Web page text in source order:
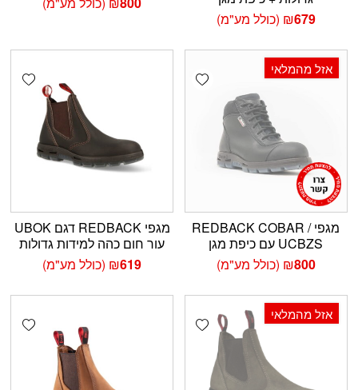
₪679 (כולל מע"מ)
Add wishlist אזל מהמלאי
מגפי REDBACK COBAR /
UCBZS עם כיפת מגן
₪800 (כולל מע"מ)
מגפי REDBACK דגם UBOK
עור חום כהה למידות גדולות
₪619 (כולל מע"מ)
Add wishlist אזל מהמלאי